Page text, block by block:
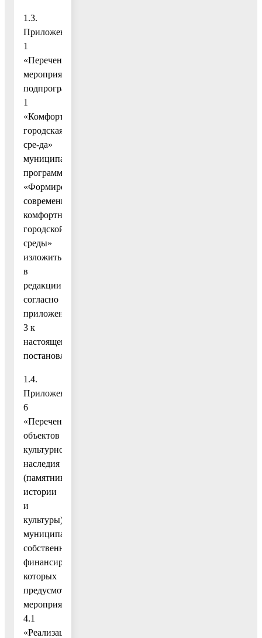
1.3.
Приложение
1
«Перечень
мероприятий
подпрограммы
1
«Комфортная
городская
сре-да»
муниципальной
программы
«Формирование
современной
комфортной
городской
среды»
изложить
в
редакции
согласно
приложению
3 к
настоящему
постановлению;
1.4.
Приложение
6
«Перечень
объектов
культурного
наследия
(памятников
истории
и
культуры)
муниципальной
собственности,
финансирование
которых
предусмотрено
мероприятием
4.1
«Реализация